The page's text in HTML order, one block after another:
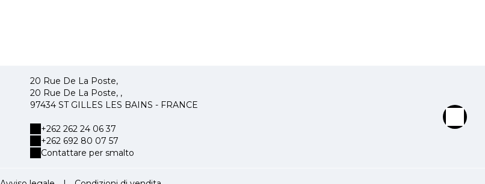
20 Rue De La Poste,
20 Rue De La Poste, ,
97434 ST GILLES LES BAINS - FRANCE
+262 262 24 06 37
+262 692 80 07 57
Contattare per smalto